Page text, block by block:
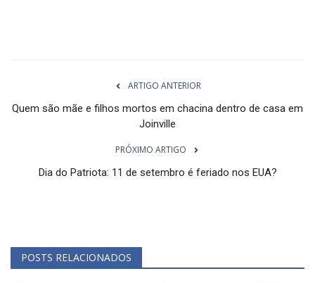
ARTIGO ANTERIOR
Quem são mãe e filhos mortos em chacina dentro de casa em
Joinville
PRÓXIMO ARTIGO
Dia do Patriota: 11 de setembro é feriado nos EUA?
POSTS RELACIONADOS